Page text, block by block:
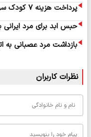
پرداخت هزینه ۷ کودک سرطانی؛ شرط بخشش مرد همسرکش
حبس ابد برای مرد
بازداشت مرد عصبانی
نظرات کاربران